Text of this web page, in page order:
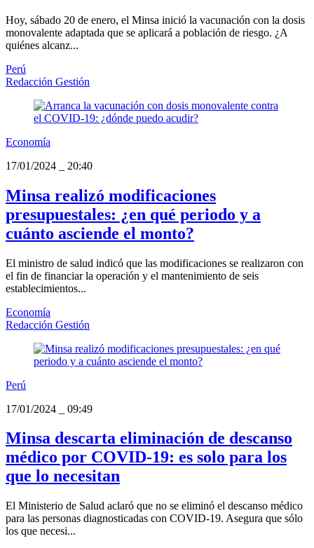
Hoy, sábado 20 de enero, el Minsa inició la vacunación con la dosis
monovalente adaptada que se aplicará a población de riesgo. ¿A
quiénes alcanz...
Perú
Redacción Gestión
Economía
17/01/2024
20:40
Minsa realizó modificaciones
presupuestales: ¿en qué periodo y a
cuánto asciende el monto?
El ministro de salud indicó que las modificaciones se realizaron con
el fin de financiar la operación y el mantenimiento de seis
establecimientos...
Economía
Redacción Gestión
Perú
17/01/2024
09:49
Minsa descarta eliminación de descanso
médico por COVID-19: es solo para los
que lo necesitan
El Ministerio de Salud aclaró que no se eliminó el descanso médico
para las personas diagnosticadas con COVID-19. Asegura que sólo
los que necesi...